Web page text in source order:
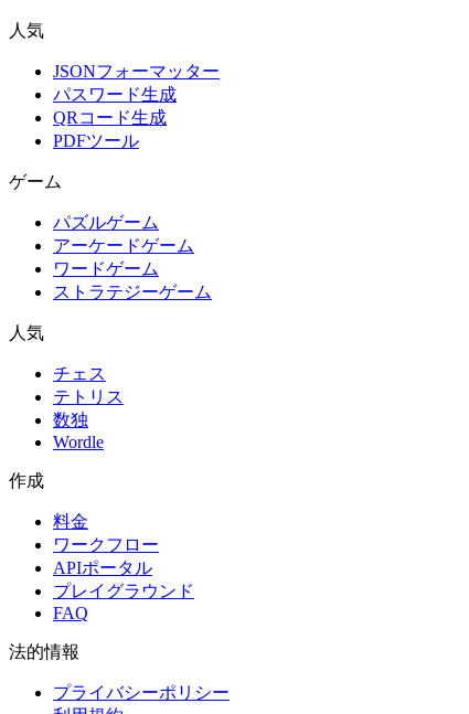
人気
JSONフォーマッター
パスワード生成
QRコード生成
PDFツール
ゲーム
パズルゲーム
アーケードゲーム
ワードゲーム
ストラテジーゲーム
人気
チェス
テトリス
数独
Wordle
作成
料金
ワークフロー
APIポータル
プレイグラウンド
FAQ
法的情報
プライバシーポリシー